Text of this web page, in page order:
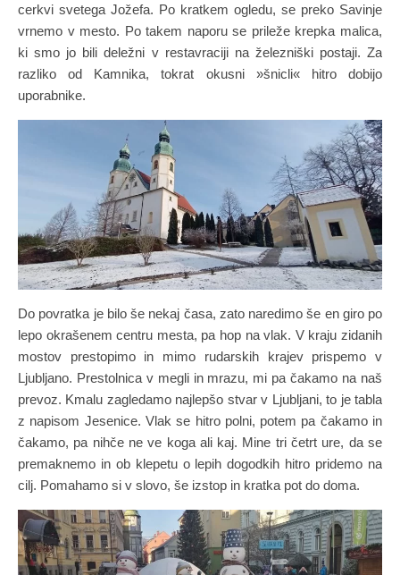
cerkvi svetega Jožefa. Po kratkem ogledu, se preko Savinje
vrnemo v mesto. Po takem naporu se prileže krepka malica,
ki smo jo bili deležni v restavraciji na železniški postaji. Za
razliko od Kamnika, tokrat okusni »šnicli« hitro dobijo
uporabnike.
Do povratka je bilo še nekaj časa, zato naredimo še en giro po
lepo okrašenem centru mesta, pa hop na vlak. V kraju zidanih
mostov prestopimo in mimo rudarskih krajev prispemo v
Ljubljano. Prestolnica v megli in mrazu, mi pa čakamo na naš
prevoz. Kmalu zagledamo najlepšo stvar v Ljubljani, to je tabla
z napisom Jesenice. Vlak se hitro polni, potem pa čakamo in
čakamo, pa nihče ne ve koga ali kaj. Mine tri četrt ure, da se
premaknemo in ob klepetu o lepih dogodkih hitro pridemo na
cilj. Pomahamo si v slovo, še izstop in kratka pot do doma.